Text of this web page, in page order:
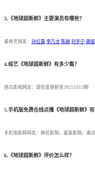
3.《地球超新鲜》主要演员有哪些？
爱奇艺网友： 孙红雷 李乃文 陈赫 刘宇宁 龚俊
4.综艺《地球超新鲜》有多少集？
西瓜影视网友：现在是更新至20251013期
5.手机版免费在线点播《地球超新鲜》有
手机电影网网友：麻花影院、星辰影院、南
6.《地球超新鲜》评价怎么样？